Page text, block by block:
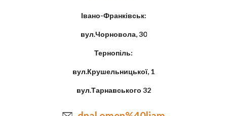
Івано-Франківськ:
вул.Чорновола, 30
Тернопіль:
вул.Крушельницької, 1
вул.Тарнавського 32